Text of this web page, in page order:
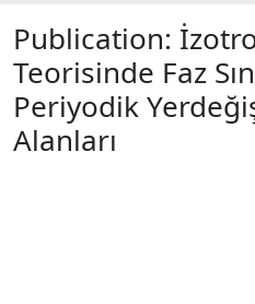
Statistics
Guide
Publication:
Teorisinde Faz
Periyodik
Alanları